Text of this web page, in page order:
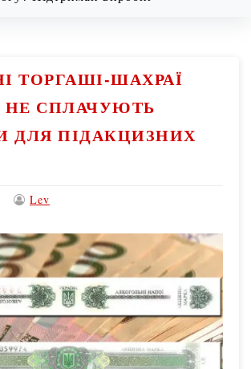
ТОРГАШІ-ШАХРАЇ
СПЛАЧУЮТЬ
ДЛЯ ПІДАКЦИЗНИХ
Lev